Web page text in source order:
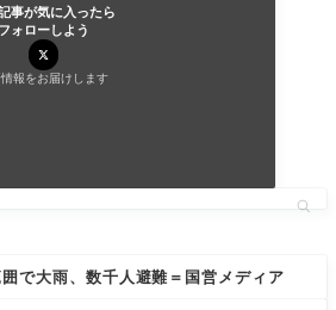
事が気に入ったら
フォローしよう
報をお届けします
で大雨、数千人避難＝国営メディア